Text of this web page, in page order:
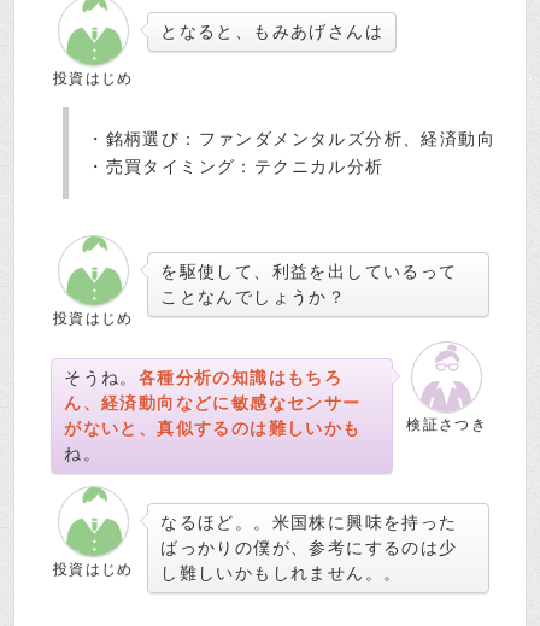
投資はじめ
となると、もみあげさんは
・銘柄選び：ファンダメンタルズ分析、経済動向
・売買タイミング：テクニカル分析
投資はじめ
を駆使して、利益を出しているって
ことなんでしょうか？
検証さつき
そうね。 各種分析の知識はもちろ
ん、経済動向などに敏感なセンサー
がないと、真似するのは難しいかも
ね。
投資はじめ
なるほど。。米国株に興味を持った
ばっかりの僕が、参考にするのは少
し難しいかもしれません。。